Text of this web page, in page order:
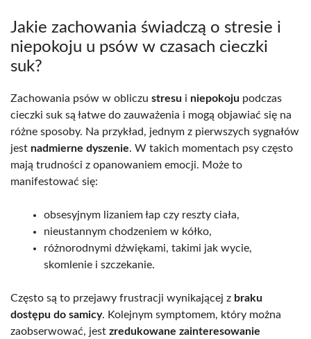
Jakie zachowania świadczą o stresie i
niepokoju u psów w czasach cieczki
suk?
Zachowania psów w obliczu stresu i niepokoju podczas
cieczki suk są łatwe do zauważenia i mogą objawiać się na
różne sposoby. Na przykład, jednym z pierwszych sygnałów
jest nadmierne dyszenie. W takich momentach psy często
mają trudności z opanowaniem emocji. Może to
manifestować się:
obsesyjnym lizaniem łap czy reszty ciała,
nieustannym chodzeniem w kółko,
różnorodnymi dźwiękami, takimi jak wycie,
skomlenie i szczekanie.
Często są to przejawy frustracji wynikającej z braku
dostępu do samicy. Kolejnym symptomem, który można
zaobserwować, jest zredukowane zainteresowanie